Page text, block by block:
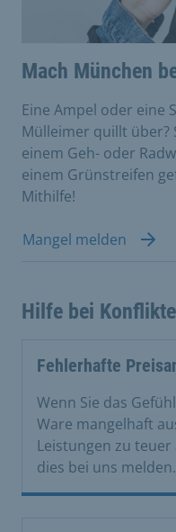
Mach München
Eine Ampel oder eine
Mülleimer quillt über?
einem Geh- oder
einem Grünstreifen
Mithilfe!
Mangel melden
Hilfe bei
Fehlerhafte
Wenn Sie das
Ware mangelhaft
Leistungen zu
dies bei uns melden.